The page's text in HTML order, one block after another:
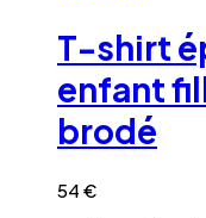
a
plusieurs
variations.
Les
options
peuvent
choisies
T-shirt
enfant
brodé
54 €